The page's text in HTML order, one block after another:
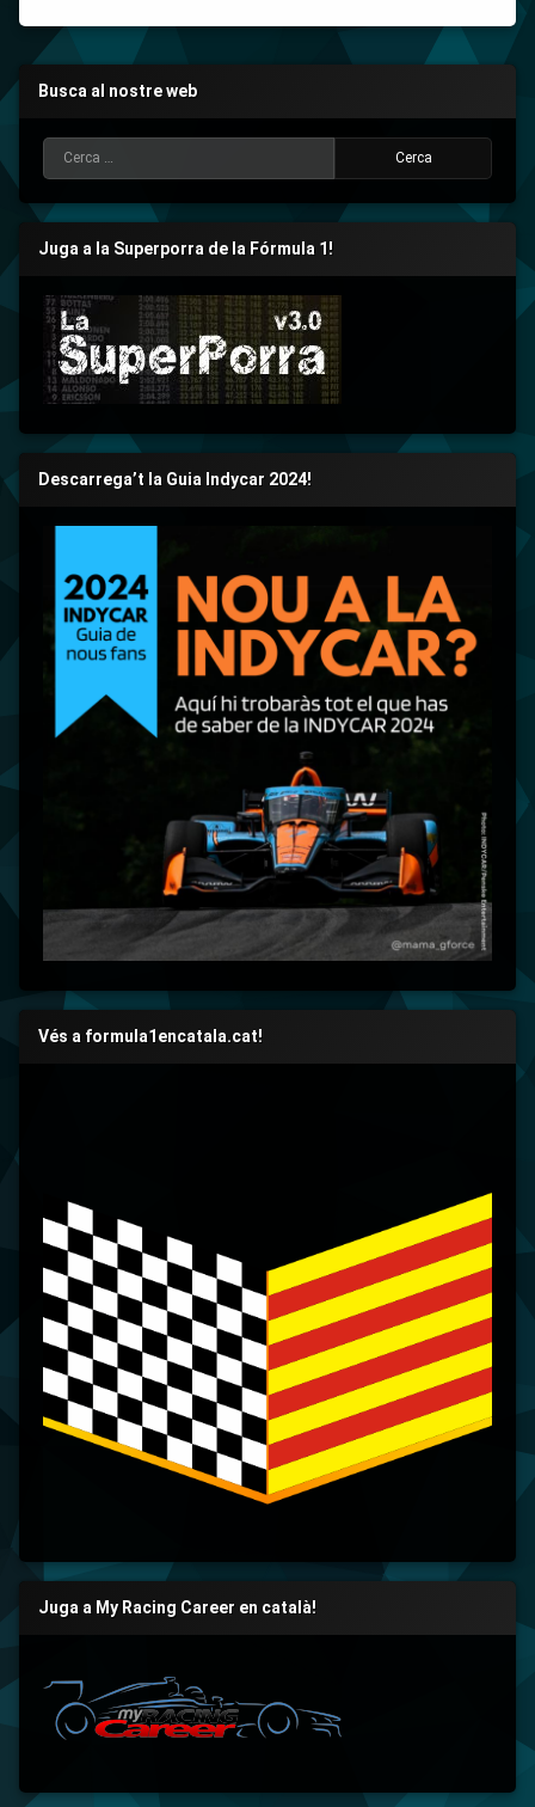
Busca al nostre web
Cerca:
Juga a la Superporra de la Fórmula 1!
Descarrega’t la Guia Indycar 2024!
Vés a formula1encatala.cat!
Juga a My Racing Career en català!